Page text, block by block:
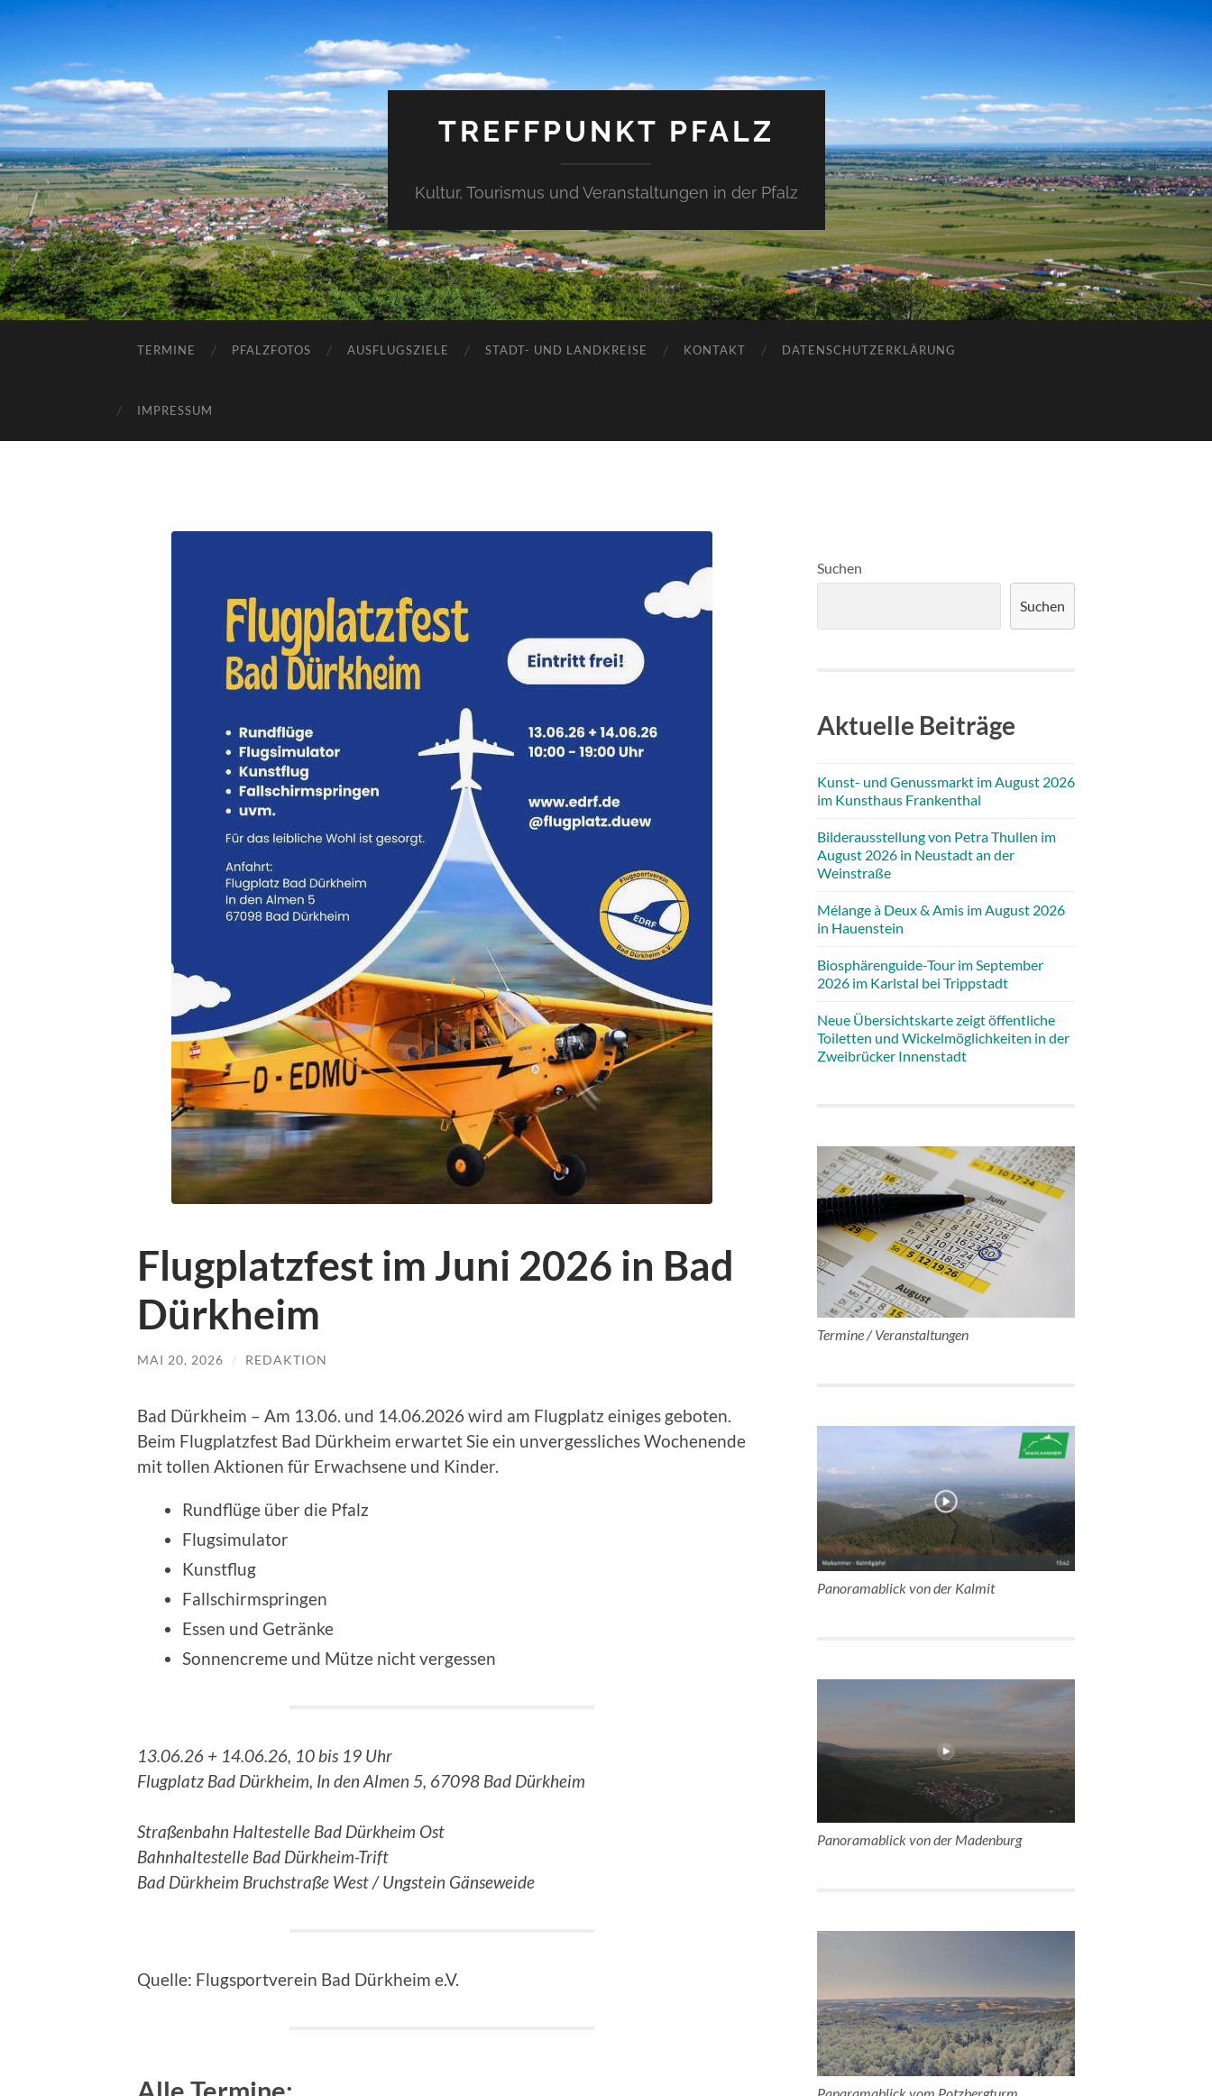
TREFFPUNKT PFALZ
Kultur, Tourismus und Veranstaltungen in der Pfalz
TERMINE PFALZFOTOS AUSFLUGSZIELE STADT- UND LANDKREISE KONTAKT DATENSCHUTZERKLÄRUNG
IMPRESSUM
Flugplatzfest im Juni 2026 in Bad
Dürkheim
MAI 20, 2026 / REDAKTION
Bad Dürkheim – Am 13.06. und 14.06.2026 wird am Flugplatz einiges geboten.
Beim Flugplatzfest Bad Dürkheim erwartet Sie ein unvergessliches Wochenende
mit tollen Aktionen für Erwachsene und Kinder.
Rundflüge über die Pfalz
Flugsimulator
Kunstflug
Fallschirmspringen
Essen und Getränke
Sonnencreme und Mütze nicht vergessen
13.06.26 + 14.06.26, 10 bis 19 Uhr
Flugplatz Bad Dürkheim, In den Almen 5, 67098 Bad Dürkheim
Straßenbahn Haltestelle Bad Dürkheim Ost
Bahnhaltestelle Bad Dürkheim-Trift
Bad Dürkheim Bruchstraße West / Ungstein Gänseweide
Quelle: Flugsportverein Bad Dürkheim e.V.
Suchen
Suchen
Aktuelle Beiträge
Kunst- und Genussmarkt im August 2026
im Kunsthaus Frankenthal
Bilderausstellung von Petra Thullen im
August 2026 in Neustadt an der
Weinstraße
Mélange à Deux & Amis im August 2026
in Hauenstein
Biosphärenguide-Tour im September
2026 im Karlstal bei Trippstadt
Neue Übersichtskarte zeigt öffentliche
Toiletten und Wickelmöglichkeiten in der
Zweibrücker Innenstadt
Termine / Veranstaltungen
Panoramablick von der Kalmit
Panoramablick von der Madenburg